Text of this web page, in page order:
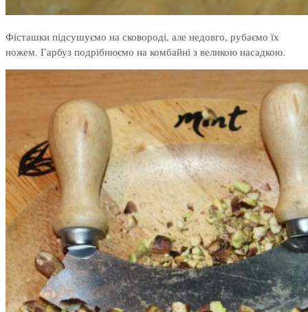
Фісташки підсушуємо на сковороді, але недовго, рубаємо їх
ножем. Гарбуз подрібнюємо на комбайні з великою насадкою.